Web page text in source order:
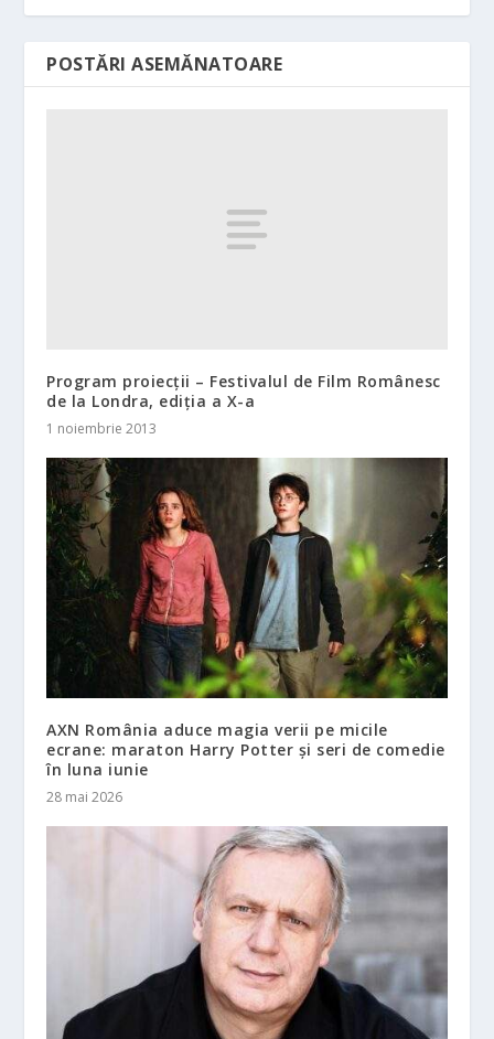
POSTĂRI ASEMĂNATOARE
Program proiecții – Festivalul de Film Românesc
de la Londra, ediţia a X-a
1 noiembrie 2013
AXN România aduce magia verii pe micile
ecrane: maraton Harry Potter și seri de comedie
în luna iunie
28 mai 2026